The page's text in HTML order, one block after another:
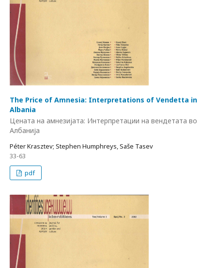
The Price of Amnesia: Interpretations of Vendetta in
Albania
Цената на амнезијата: Интерпретации на вендетата во
Албанија
Péter Krasztev; Stephen Humphreys, Saše Tasev
33-63
pdf